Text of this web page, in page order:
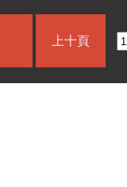
上十頁